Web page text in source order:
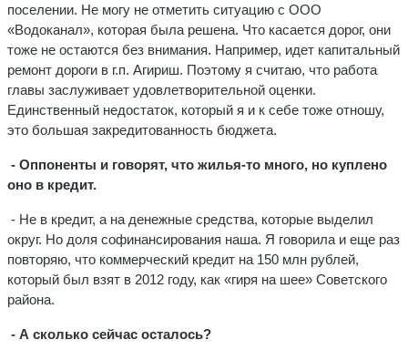
поселении. Не могу не отметить ситуацию с ООО
«Водоканал», которая была решена. Что касается дорог, они
тоже не остаются без внимания. Например, идет капитальный
ремонт дороги в г.п. Агириш. Поэтому я считаю, что работа
главы заслуживает удовлетворительной оценки.
Единственный недостаток, который я и к себе тоже отношу,
это большая закредитованность бюджета.
- Оппоненты и говорят, что жилья-то много, но куплено
оно в кредит.
- Не в кредит, а на денежные средства, которые выделил
округ. Но доля софинансирования наша. Я говорила и еще раз
повторяю, что коммерческий кредит на 150 млн рублей,
который был взят в 2012 году, как «гиря на шее» Советского
района.
- А сколько сейчас осталось?